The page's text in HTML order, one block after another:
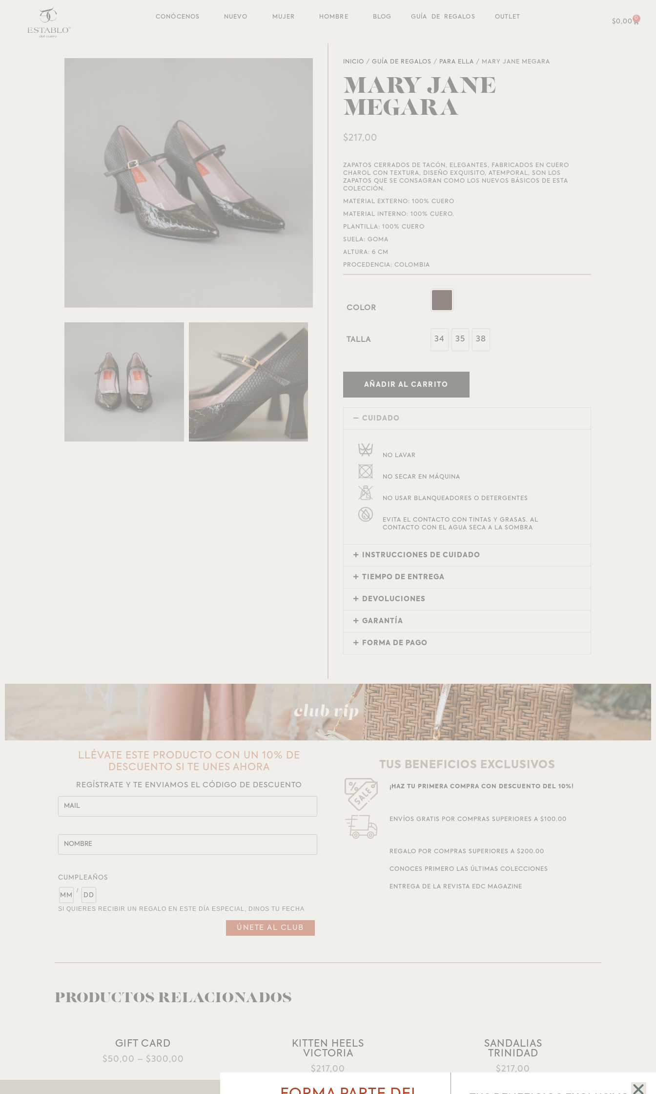
CONÓCENOS NUEVO MUJER HOMBRE BLOG GUÍA DE REGALOS OUTLET
$0,00
0
INICIO /GUÍA DE REGALOS / PARA ELLA / MARY JANE MEGARA
MARY JANE
MEGARA
$217,00
ZAPATOS CERRADOS DE TACÓN, ELEGANTES, FABRICADOS EN CUERO
CHAROL CON TEXTURA, DISEÑO EXQUISITO, ATEMPORAL, SON LOS
ZAPATOS QUE SE CONSAGRAN COMO LOS NUEVOS BÁSICOS DE ESTA
COLECCIÓN.
MATERIAL EXTERNO: 100% CUERO
MATERIAL INTERNO: 100% CUERO.
PLANTILLA: 100% CUERO
SUELA: GOMA
ALTURA: 6 CM
PROCEDENCIA: COLOMBIA
COLOR
TALLA 34 35 38
AÑADIR AL CARRITO
CUIDADO
NO LAVAR
NO SECAR EN MÁQUINA
NO USAR BLANQUEADORES O DETERGENTES
EVITA EL CONTACTO CON TINTAS Y GRASAS. AL
CONTACTO CON EL AGUA SECA A LA SOMBRA
INSTRUCCIONES DE CUIDADO
TIEMPO DE ENTREGA
DEVOLUCIONES
GARANTÍA
FORMA DE PAGO
club vip
LLÉVATE ESTE PRODUCTO CON UN 10% DE
DESCUENTO SI TE UNES AHORA
REGÍSTRATE Y TE ENVIAMOS EL CÓDIGO DE DESCUENTO
CUMPLEAÑOS
/
SI QUIERES RECIBIR UN REGALO EN ESTE DÍA ESPECIAL, DINOS TU FECHA
TUS BENEFICIOS EXCLUSIVOS
¡HAZ TU PRIMERA COMPRA CON DESCUENTO DEL 10%!
ENVÍOS GRATIS POR COMPRAS SUPERIORES A $100.00
REGALO POR COMPRAS SUPERIORES A $200.00
CONOCES PRIMERO LAS ÚLTIMAS COLECCIONES
ENTREGA DE LA REVISTA EDC MAGAZINE
PRODUCTOS RELACIONADOS
AÑADIR A LA LISTA DE DESEOS
GIFT CARD
$50,00 – $300,00
AÑADIR A LA LISTA DE DESEOS
KITTEN HEELS
VICTORIA
$217,00
AÑADIR A LA LISTA DE DESEOS
SANDALIAS
TRINIDAD
$217,00